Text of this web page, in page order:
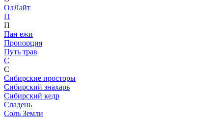
ОлЛайт
П
П
Пан ежи
Пропорция
Путь трав
С
С
Сибирские просторы
Сибирский знахарь
Сибирский кедр
Сладень
Соль Земли